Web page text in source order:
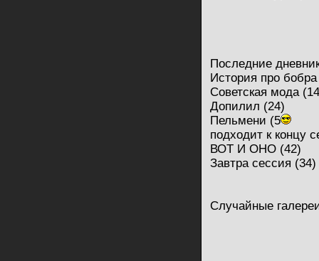
Последние
История про
Советская мода
Допилил (24)
Пельмени (5
подходит к концу
ВОТ И ОНО (42)
Завтра сессия (34)
Случайные